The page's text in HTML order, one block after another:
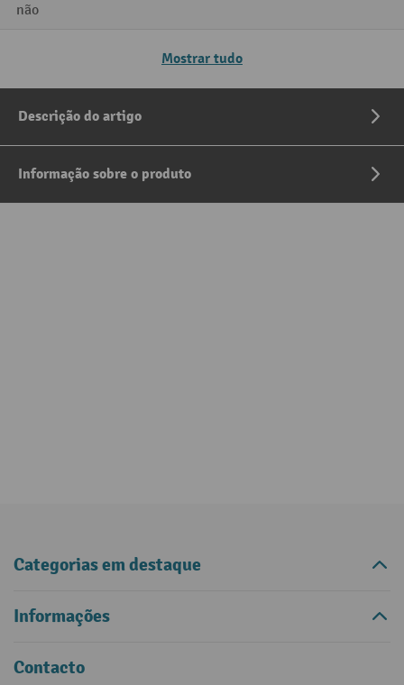
não
Mostrar tudo
Descrição do artigo
Informação sobre o produto
Categorias em destaque
Informações
Contacto